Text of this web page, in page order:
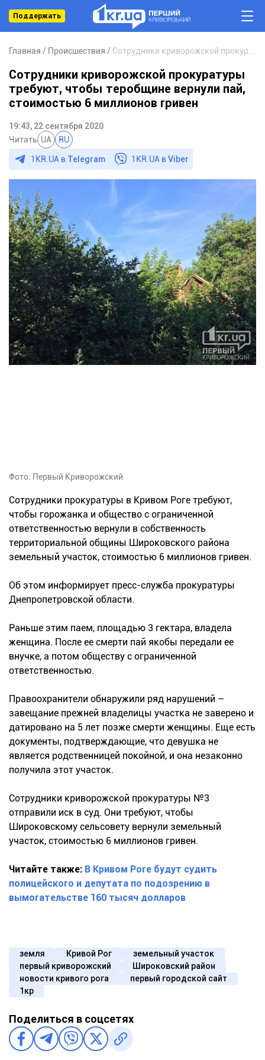
Поддержать
Главная Происшествия
Сотрудники криворожской прокуратуры
требуют, чтобы теробщине вернули пай,
стоимостью 6 миллионов гривен
19:43, 22 сентября 2020
Читать UA RU
1KR.UA в Telegram 1KR.UA вViber
Фото: Первый Криворожский
Сотрудники прокуратуры в Кривом Роге требуют,
чтобы горожанка и общество с ограниченной
ответственностью вернули в собственность
территориальной общины Широковского района
земельный участок, стоимостью 6 миллионов гривен.
Об этом информирует пресс-служба прокуратуры
Днепропетровской области.
Раньше этим паем, площадью 3 гектара, владела
женщина. После ее смерти пай якобы передали ее
внучке, а потом обществу с ограниченной
ответственностью.
Правоохранители обнаружили ряд нарушений –
завещание прежней владелицы участка не заверено и
датировано на 5 лет позже смерти женщины. Еще есть
документы, подтверждающие, что девушка не
является родственницей покойной, и она незаконно
получила этот участок.
Сотрудники криворожской прокуратуры №3
отправили иск в суд. Они требуют, чтобы
Широковскому сельсовету вернули земельный
участок, стоимостью 6 миллионов гривен.
Читайте также: В Кривом Роге будут судить
полицейского и депутата по подозрению в
вымогательстве 160 тысяч долларов
земля Кривой Рог
земельный участок
первый криворожский
Широковский район
новости кривого рога
первый городской сайт
1кр
Поделиться в соцсетях